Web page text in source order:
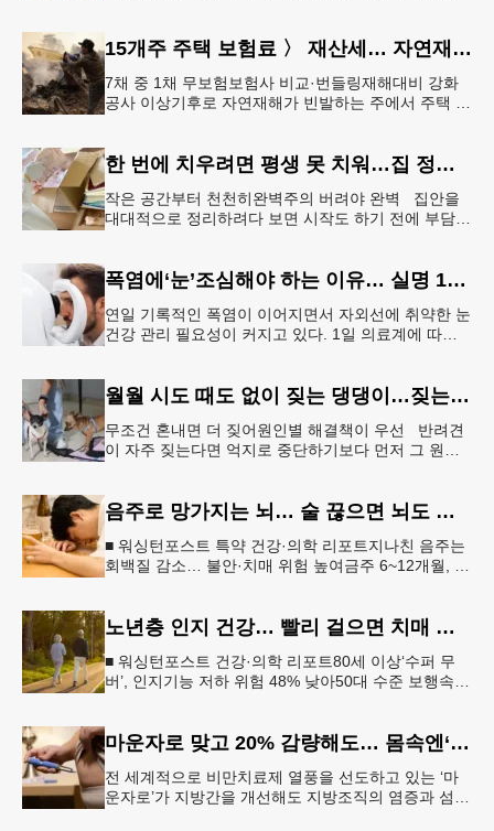
15개주 주택 보험료 〉 재산세… 자연재해 다발 지역
7채 중 1채 무보험보험사 비교·번들링재해대비 강화
공사 이상기후로 자연재해가 빈발하는 주에서 주택 보
한 번에 치우려면 평생 못 치워…집 정리 트렌드 ‘소프트 정리’
작은 공간부터 천천히완벽주의 버려야 완벽 집안을
대대적으로 정리하려다 보면 시작도 하기 전에 부담을
폭염에‘눈’조심해야 하는 이유… 실명 1위 질환 위험↑
연일 기록적인 폭염이 이어지면서 자외선에 취약한 눈
건강 관리 필요성이 커지고 있다. 1일 의료계에 따르
월월 시도 때도 없이 짖는 댕댕이…짖는 이유부터 파악해야
무조건 혼내면 더 짖어원인별 해결책이 우선 반려견
이 자주 짖는다면 억지로 중단하기보다 먼저 그 원인
음주로 망가지는 뇌… 술 끊으면 뇌도 회복된다
■ 워싱턴포스트 특약 건강·의학 리포트지나친 음주는
회백질 감소… 불안·치매 위험 높여금주 6~12개월, 기
노년층 인지 건강… 빨리 걸으면 치매 위험 낮아진다
■ 워싱턴포스트 건강·의학 리포트80세 이상‘수퍼 무
버’, 인지기능 저하 위험 48% 낮아50대 수준 보행속도
마운자로 맞고 20% 감량해도… 몸속엔‘비만 흔적’남았다
전 세계적으로 비만치료제 열풍을 선도하고 있는 ‘마
운자로’가 지방간을 개선해도 지방조직의 염증과 섬유